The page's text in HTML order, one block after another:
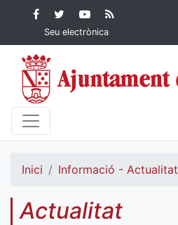
Contingut principalFacebook
Ajuntament de Dénia
Twitter
Ajuntament de
Dénia
YouTube
Ajuntament
de Dénia
Ajuntament
Seu electrònica
Inici Informació - Actualitat
Actualitat